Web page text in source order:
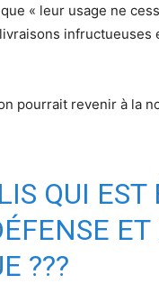
« leur usage ne
infructueuses
pourrait revenir à la
QUI EST
???